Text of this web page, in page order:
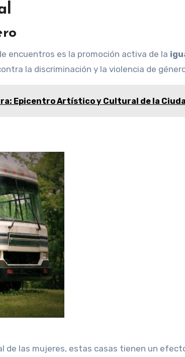
encuentros es la promoción activa de la
la discriminación y la violencia de
Epicentro Artístico y Cultural de la
de las mujeres, estas casas tienen un